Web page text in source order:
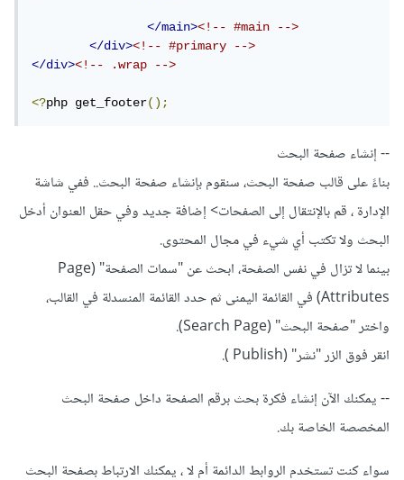
</main><!-- #main -->
</div><!-- #primary -->
</div><!-- .wrap -->
<?php get_footer();
-- إنشاء صفحة البحث
بناءً على قالب صفحة البحث، سنقوم بإنشاء صفحة البحث.. ففي شاشة
الإدارة ، قم بالإنتقال إلى الصفحات> إضافة جديد وفي حقل العنوان أدخل
البحث ولا تكتب أي شيء في مجال المحتوى.
بينما لا تزال في نفس الصفحة، ابحث عن "سمات الصفحة" (Page
Attributes) في القائمة اليمنى ثم حدد القائمة المنسدلة في القالب،
واختر "صفحة البحث" (Search Page).
انقر فوق الزر "نشر" (Publish ).
-- يمكنك الآن إنشاء فكرة بحث برقم الصفحة داخل صفحة البحث
المخصصة الخاصة بك.
سواء كنت تستخدم الروابط الدائمة أم لا ، يمكنك الارتباط بصفحة البحث